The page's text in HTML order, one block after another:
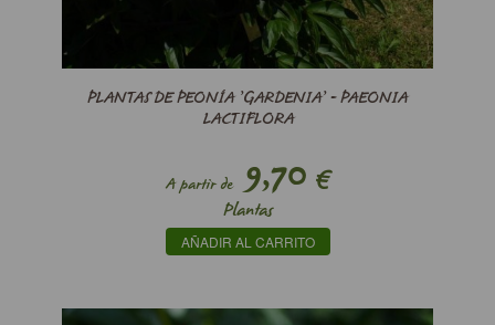
PLANTAS DE PEONÍA ’GARDENIA’ - PAEONIA
LACTIFLORA
A partir de9,70 €
Plantas
AÑADIR AL CARRITO